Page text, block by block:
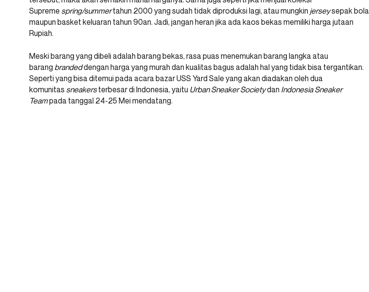
Supreme spring/summertahun 2000 yang sudah tidak diproduksi lagi, atau mungkin jerseysepak bola
maupun basket keluaran tahun 90an. Jadi, jangan heran jika ada kaos bekas memiliki harga jutaan
Rupiah.
Meski barang yang dibeli adalah barang bekas, rasa puas menemukan barang langka atau
barang brandeddengan harga yang murah dan kualitas bagus adalah hal yang tidak bisa tergantikan.
Seperti yang bisa ditemui pada acara bazar USS Yard Sale yang akan diadakan oleh dua
komunitas sneakersterbesar di Indonesia, yaitu Urban Sneaker Societydan Indonesia Sneaker
Teampada tanggal 24-25 Mei mendatang.